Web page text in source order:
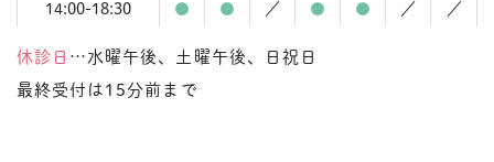
14:00-18:30 ● ● ／ ● ● ／ ／
休診日 …水曜午後、土曜午後、日祝日
最終受付は15分前まで